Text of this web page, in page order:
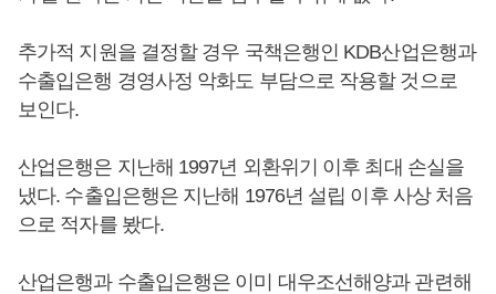
추가적 지원을 결정할 경우 국책은행인 KDB산업은행과
수출입은행 경영사정 악화도 부담으로 작용할 것으로
보인다.
산업은행은 지난해 1997년 외환위기 이후 최대 손실을
냈다. 수출입은행은 지난해 1976년 설립 이후 사상 처음
으로 적자를 봤다.
산업은행과 수출입은행은 이미 대우조선해양과 관련해